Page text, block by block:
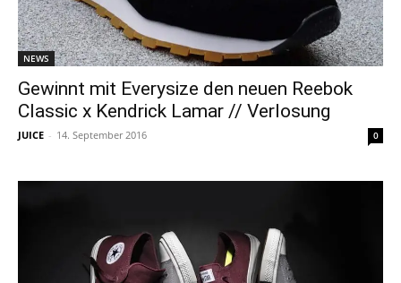
NEWS
Gewinnt mit Everysize den neuen Reebok
Classic x Kendrick Lamar // Verlosung
JUICE - 14. September 2016 0